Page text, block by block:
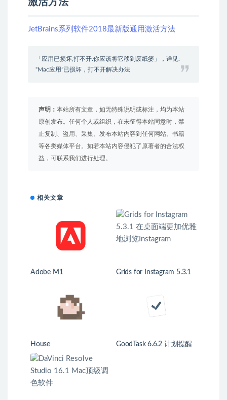
激活方法
JetBrains系列软件2018最新版通用激活方法
「应用已损坏,打不开.你应该将它移到废纸篓」，详见:
“Mac应用”已损坏，打不开解决办法
声明： 本站所有文章，如无特殊说明或标注，均为本站
原创发布。任何个人或组织，在未征得本站同意时，禁
止复制、盗用、采集、发布本站内容到任何网站、书籍
等各类媒体平台。如若本站内容侵犯了原著者的合法权
益，可联系我们进行处理。
相关文章
Adobe M1
Grids for Instagram 5.3.1
House
GoodTask 6.6.2 计划提醒